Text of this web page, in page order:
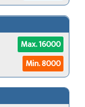
Max. 16000
Min. 8000